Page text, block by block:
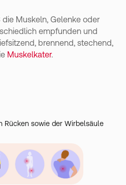
Muskeln, Gelenke oder
empfunden und
brennend, stechend,
Muskelkater.
Rücken sowie der Wirbelsäule